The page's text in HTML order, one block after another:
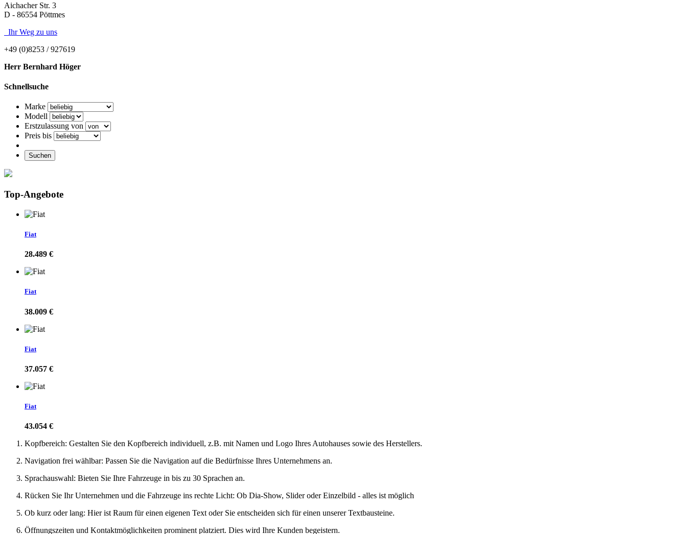
Aichacher Str. 3
D - 86554 Pöttmes
Ihr Weg zu uns
+49 (0)8253 / 927619
Herr Bernhard Höger
Schnellsuche
Marke
Modell
Erstzulassung von
Preis bis
Suchen
Top-Angebote
Fiat
28.489 €
Fiat
38.009 €
Fiat
37.057 €
Fiat
43.054 €
Kopfbereich: Gestalten Sie den Kopfbereich individuell, z.B. mit Namen und Logo Ihres Autohauses sowie des Herstellers.
Navigation frei wählbar: Passen Sie die Navigation auf die Bedürfnisse Ihres Unternehmens an.
Sprachauswahl: Bieten Sie Ihre Fahrzeuge in bis zu 30 Sprachen an.
Rücken Sie Ihr Unternehmen und die Fahrzeuge ins rechte Licht: Ob Dia-Show, Slider oder Einzelbild - alles ist möglich
Ob kurz oder lang: Hier ist Raum für einen eigenen Text oder Sie entscheiden sich für einen unserer Textbausteine.
Öffnungszeiten und Kontaktmöglichkeiten prominent platziert. Dies wird Ihre Kunden begeistern.